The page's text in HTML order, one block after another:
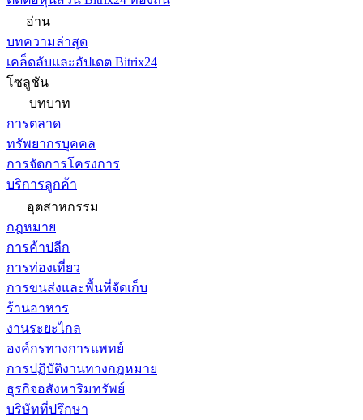
อ่าน
บทความล่าสุด
เคล็ดลับและอัปเดต Bitrix24
โซลูชัน
บทบาท
การตลาด
ทรัพยากรบุคคล
การจัดการโครงการ
บริการลูกค้า
อุตสาหกรรม
กฎหมาย
การค้าปลีก
การท่องเที่ยว
การขนส่งและพื้นที่จัดเก็บ
ร้านอาหาร
งานระยะไกล
องค์กรทางการแพทย์
การปฏิบัติงานทางกฎหมาย
ธุรกิจอสังหาริมทรัพย์
บริษัทที่ปรึกษา